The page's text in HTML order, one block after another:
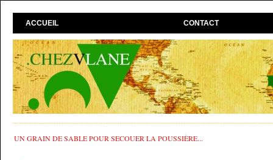
ACCUEIL CONTACT
UN GRAIN DE SABLE POUR SECOUER LA POUSSIÈRE...